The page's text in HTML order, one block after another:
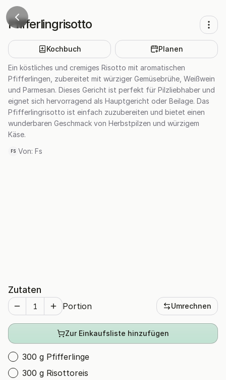
Pfifferlingrisotto
Kochbuch Planen
Ein köstliches und cremiges Risotto mit aromatischen
Pfifferlingen, zubereitet mit würziger Gemüsebrühe, Weißwein
und Parmesan. Dieses Gericht ist perfekt für Pilzliebhaber und
eignet sich hervorragend als Hauptgericht oder Beilage. Das
Pfifferlingrisotto ist einfach zuzubereiten und bietet einen
wunderbaren Geschmack von Herbstpilzen und würzigem
Käse.
FS Von: Fs
Zutaten
Portion Umrechnen
Zur Einkaufsliste hinzufügen
300 g Pfifferlinge
300 g Risottoreis